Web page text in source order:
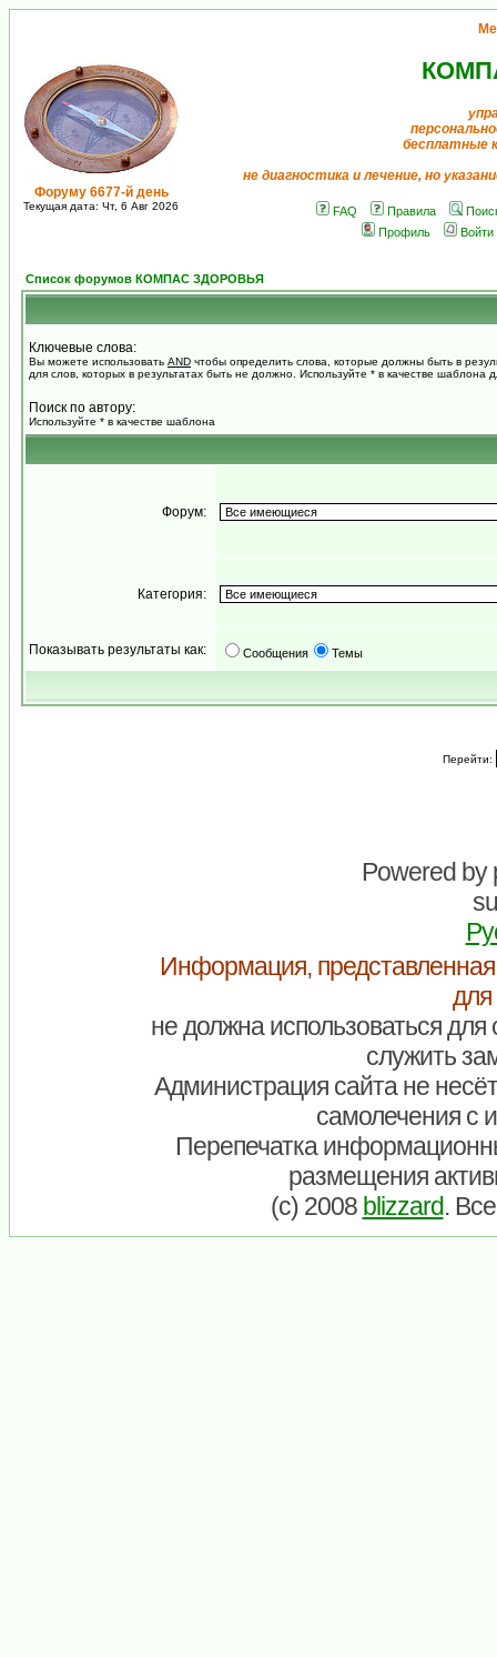
Форуму 6677-й день
Текущая дата: Чт, 6 Авг 2026
бесплатные
не диагностика и лечение, но
FAQ Правила
Профиль
Войти
Список форумов КОМПАС ЗДОРОВЬЯ
Ключевые слова:
Вы можете использовать AND чтобы определить слова, которые должны быть в
для слов, которых в результатах быть не должно. Используйте * в качестве шаблона
Поиск по автору:
Используйте * в качестве шаблона
Форум:
Категория:
Показывать результаты как: Сообщения Темы
Перейти:
Powered by
Информация,
для
не должна использоваться
служить
Администрация сайта не
самолечения с
Перепечатка
размещения
(c) 2008 blizzard.